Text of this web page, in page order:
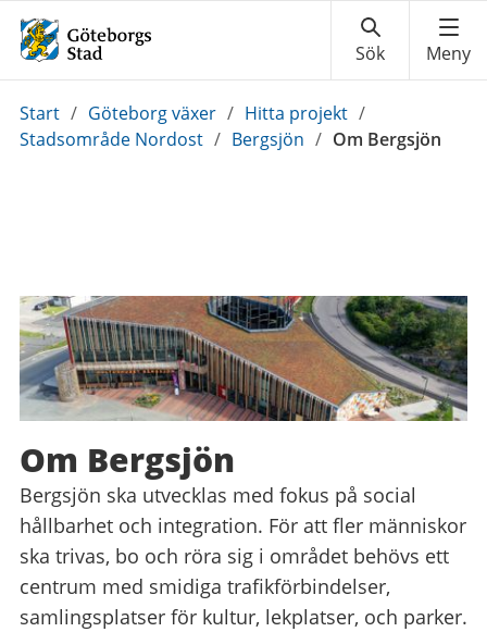
Du
är
Start / Göteborg växer / Hitta projekt /
Stadsområde Nordost / Bergsjön / Om Bergsjön
Om Bergsjön
Bergsjön ska utvecklas med fokus på social
hållbarhet och integration. För att fler människor
ska trivas, bo och röra sig i området behövs ett
centrum med smidiga trafikförbindelser,
samlingsplatser för kultur, lekplatser, och parker.